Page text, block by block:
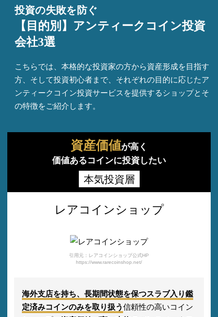
投資の失敗を防ぐ
【目的別】アンティークコイン投資
会社3選
こちらでは、本格的な投資家の方から資産形成を目指す
方、そして投資初心者まで、それぞれの目的に応じたア
ンティークコイン投資サービスを提供するショップとそ
の特徴をご紹介します。
資産価値が高く
価値あるコインに投資したい
本気投資層
レアコインショップ
引用元：レアコインショップ公式HP
https://www.rarecoinshop.net/
海外支店を持ち、長期間状態を保つスラブ入り鑑
定済みコインのみを取り扱う信頼性の高いコイン